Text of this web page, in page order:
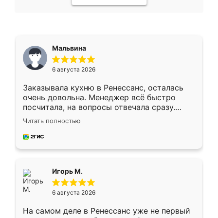
Мальвина
6 августа 2026
Заказывала кухню в Ренессанс, осталась
очень довольна. Менеджер всё быстро
посчитала, на вопросы отвечала сразу.
Замерщик приехал в субботу, подошёл к
делу со всей ответственностью. Собрали
за день, ребята работали аккуратно, даже
Читать полностью
Игорь М.
6 августа 2026
На самом деле в Ренессанс уже не первый